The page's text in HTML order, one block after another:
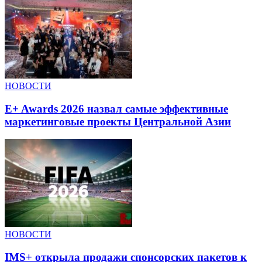
НОВОСТИ
E+ Awards 2026 назвал самые эффективные
маркетинговые проекты Центральной Азии
НОВОСТИ
IMS+ открыла продажи спонсорских пакетов к